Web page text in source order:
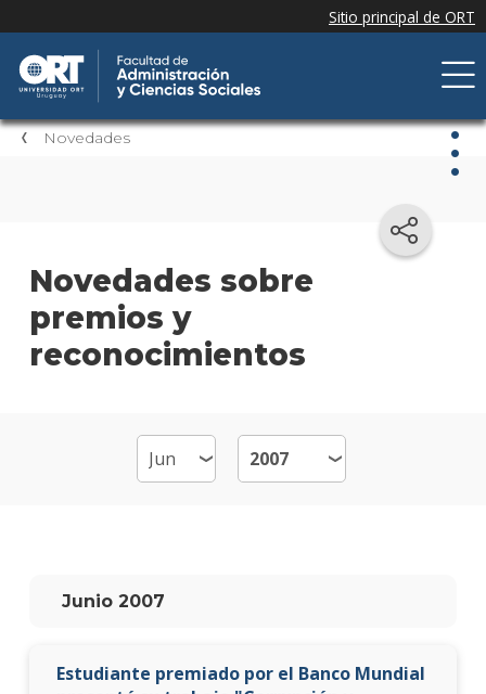
Novedades
Novedades sobre
premios y
reconocimientos
Junio 2007
Estudiante premiado por el Banco Mundial